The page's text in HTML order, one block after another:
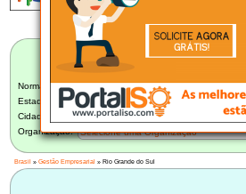
LISTA BRASILEIRA DE
Norma:
Gestão Empresarial
Estado:
Rio Grande do Sul (3)
Cidade:
Selecione uma Cidade
Organização:
Selecione uma Organização
Brasil »Gestão Empresarial » Rio Grande do Sul